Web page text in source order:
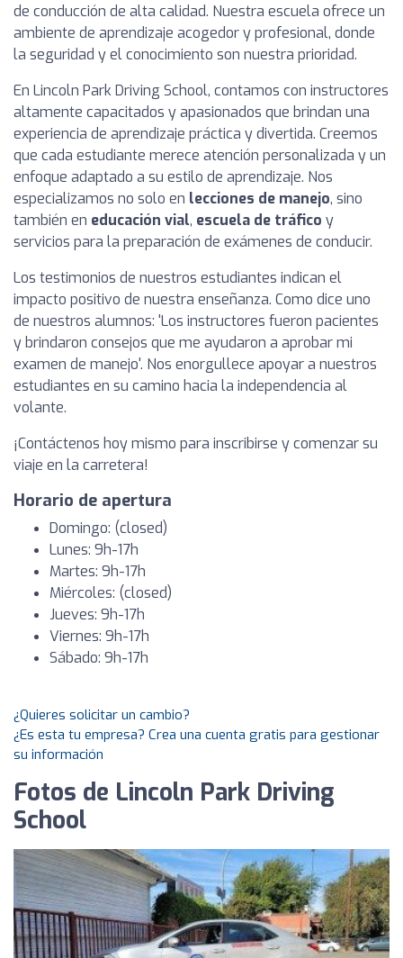
de conducción de alta calidad. Nuestra escuela ofrece un
ambiente de aprendizaje acogedor y profesional, donde
la seguridad y el conocimiento son nuestra prioridad.
En Lincoln Park Driving School, contamos con instructores
altamente capacitados y apasionados que brindan una
experiencia de aprendizaje práctica y divertida. Creemos
que cada estudiante merece atención personalizada y un
enfoque adaptado a su estilo de aprendizaje. Nos
especializamos no solo en lecciones de manejo, sino
también en educación vial, escuela de tráfico y
servicios para la preparación de exámenes de conducir.
Los testimonios de nuestros estudiantes indican el
impacto positivo de nuestra enseñanza. Como dice uno
de nuestros alumnos: 'Los instructores fueron pacientes
y brindaron consejos que me ayudaron a aprobar mi
examen de manejo'. Nos enorgullece apoyar a nuestros
estudiantes en su camino hacia la independencia al
volante.
¡Contáctenos hoy mismo para inscribirse y comenzar su
viaje en la carretera!
Horario de apertura
Domingo: (closed)
Lunes: 9h-17h
Martes: 9h-17h
Miércoles: (closed)
Jueves: 9h-17h
Viernes: 9h-17h
Sábado: 9h-17h
¿Quieres solicitar un cambio?
¿Es esta tu empresa? Crea una cuenta gratis para gestionar
su información
Fotos de Lincoln Park Driving
School